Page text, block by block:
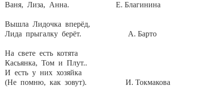
Ваня, Лиза, Анна. Е. Благинина
Вышла Лидочка вперёд,
Лида прыгалку берёт. А. Барто
На свете есть котята
Касьянка, Том и Плут..
И есть у них хозяйка
(Не помню, как зовут). И. Токмакова